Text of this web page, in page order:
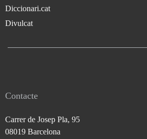
Diccionari.cat
Divulcat
Contacte
Carrer de Josep Pla, 95
08019 Barcelona